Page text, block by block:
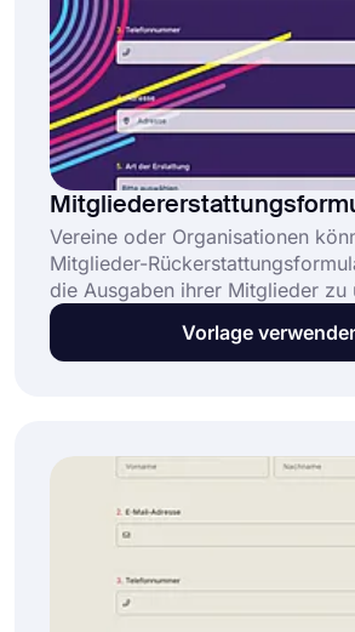
Vereine oder Organisationen
Mitglieder-
die Ausgaben ihrer Mitglieder zu
und zu vereinfachen. Mit der
Mitglieder-
Vorlage